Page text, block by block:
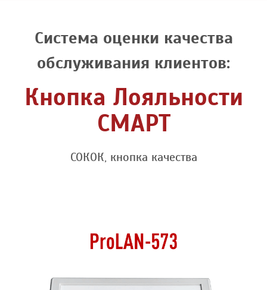
Система оценки качества
обслуживания клиентов:
Кнопка Лояльности
СМАРТ
СОКОК, кнопка качества